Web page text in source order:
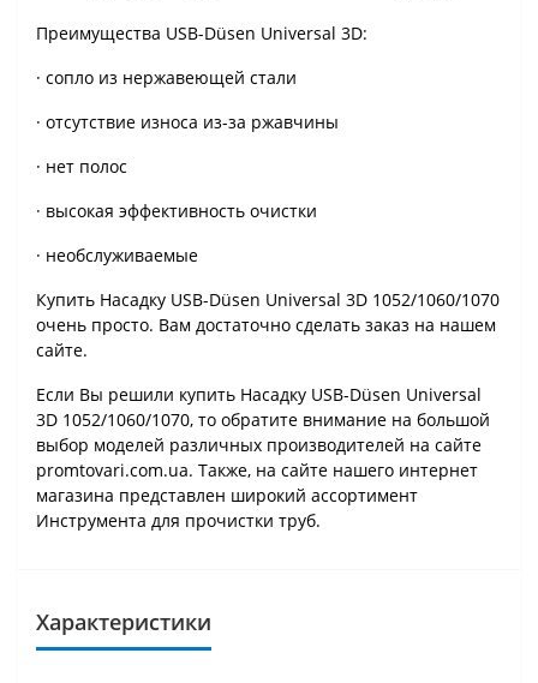
Преимущества USB-Düsen Universal 3D:
· сопло из нержавеющей стали
· отсутствие износа из-за ржавчины
· нет полос
· высокая эффективность очистки
· необслуживаемые
Купить Насадку USB-Düsen Universal 3D 1052/1060/1070
очень просто. Вам достаточно сделать заказ на нашем
сайте.
Если Вы решили купить Насадку USB-Düsen Universal
3D 1052/1060/1070, то обратите внимание на большой
выбор моделей различных производителей на сайте
promtovari.com.ua. Также, на сайте нашего интернет
магазина представлен широкий ассортимент
Инструмента для прочистки труб.
Характеристики